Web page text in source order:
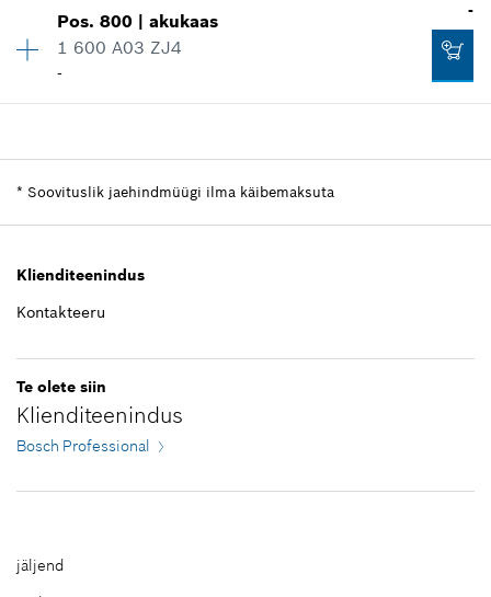
Pos.800 |akukaas
1 600 A03 ZJ4
-
-
Varuosa teave
-
* Soovituslik jaehindmüügi ilma käibemaksuta
Klienditeenindus
Kontakteeru
Te olete siin
Klienditeenindus
Bosch Professional
jäljend